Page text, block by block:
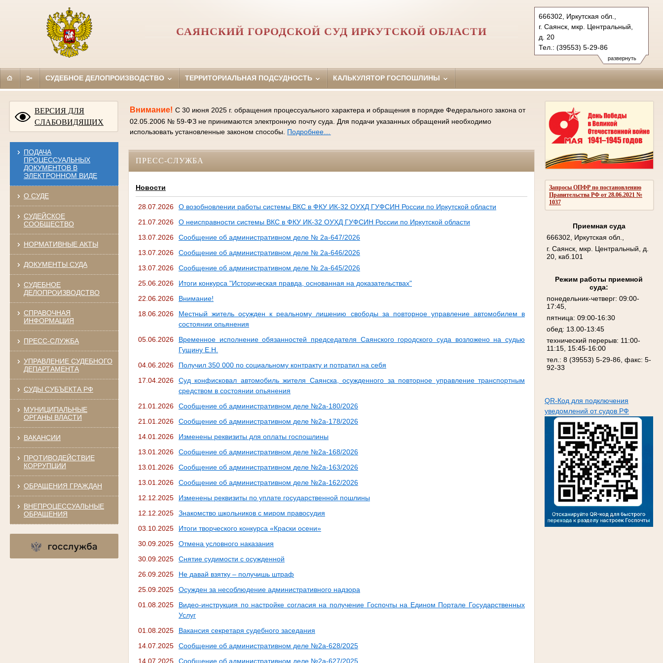
развернуть
666302, Иркутская обл.,
г. Саянск, мкр. Центральный,
д. 20
Тел.: (39553) 5-29-86
sayansky.irk@sudrf.ru
САЯНСКИЙ ГОРОДСКОЙ СУД ИРКУТСКОЙ ОБЛАСТИ
СУДЕБНОЕ ДЕЛОПРОИЗВОДСТВО ТЕРРИТОРИАЛЬНАЯ ПОДСУДНОСТЬ КАЛЬКУЛЯТОР ГОСПОШЛИНЫ
ВЕРСИЯ ДЛЯ
СЛАБОВИДЯЩИХ
ПОДАЧА
ПРОЦЕССУАЛЬНЫХ
ДОКУМЕНТОВ В
ЭЛЕКТРОННОМ ВИДЕ
О СУДЕ
СУДЕЙСКОЕ
СООБЩЕСТВО
НОРМАТИВНЫЕ АКТЫ
ДОКУМЕНТЫ СУДА
СУДЕБНОЕ
ДЕЛОПРОИЗВОДСТВО
СПРАВОЧНАЯ
ИНФОРМАЦИЯ
ПРЕСС-СЛУЖБА
УПРАВЛЕНИЕ СУДЕБНОГО
ДЕПАРТАМЕНТА
СУДЫ СУБЪЕКТА РФ
МУНИЦИПАЛЬНЫЕ
ОРГАНЫ ВЛАСТИ
ВАКАНСИИ
ПРОТИВОДЕЙСТВИЕ
КОРРУПЦИИ
ОБРАЩЕНИЯ ГРАЖДАН
ВНЕПРОЦЕССУАЛЬНЫЕ
ОБРАЩЕНИЯ
Запросы ОПФР по постановлению
Правительства РФ от 28.06.2021 №
1037
Приемная суда
666302, Иркутская обл.,
г. Саянск, мкр. Центральный, д.
20, каб.101
Режим работы приемной
суда:
понедельник-четверг: 09:00-
17:45,
пятница: 09:00-16:30
обед: 13.00-13:45
технический перерыв: 11:00-
11:15, 15:45-16:00
тел.: 8 (39553) 5-29-86, факс: 5-
92-33
QR-Код для подключения
уведомлений от судов РФ
Внимание! С 30 июня 2025 г. обращения процессуального характера и обращения в порядке Федерального закона от
02.05.2006 № 59-ФЗ не принимаются электронную почту суда. Для подачи указанных обращений необходимо
использовать установленные законом способы. Подробнее…
ПРЕСС-СЛУЖБА
Новости
28.07.2026
О возобновлении работы системы ВКС в ФКУ ИК-32 ОУХД ГУФСИН России по Иркутской области
21.07.2026
О неисправности системы ВКС в ФКУ ИК-32 ОУХД ГУФСИН России по Иркутской области
13.07.2026
Сообщение об административном деле № 2а-647/2026
13.07.2026
Сообщение об административном деле № 2а-646/2026
13.07.2026
Сообщение об административном деле № 2а-645/2026
25.06.2026
Итоги конкурса "Историческая правда, основанная на доказательствах"
22.06.2026
Внимание!
18.06.2026
Местный житель осужден к реальному лишению свободы за повторное управление автомобилем в
состоянии опьянения
05.06.2026
Временное исполнение обязанностей председателя Саянского городского суда возложено на судью
Гущину Е.Н.
04.06.2026
Получил 350 000 по социальному контракту и потратил на себя
17.04.2026
Суд конфисковал автомобиль жителя Саянска, осужденного за повторное управление транспортным
средством в состоянии опьянения
21.01.2026
Сообщение об административном деле №2а-180/2026
21.01.2026
Сообщение об административном деле №2а-178/2026
14.01.2026
Изменены реквизиты для оплаты госпошлины
13.01.2026
Сообщение об административном деле №2а-168/2026
13.01.2026
Сообщение об административном деле №2а-163/2026
13.01.2026
Сообщение об административном деле №2а-162/2026
12.12.2025
Изменены реквизиты по уплате государственной пошлины
12.12.2025
Знакомство школьников с миром правосудия
03.10.2025
Итоги творческого конкурса «Краски осени»
30.09.2025
Отмена условного наказания
30.09.2025
Снятие судимости с осужденной
26.09.2025
Не давай взятку – получишь штраф
25.09.2025
Осужден за несоблюдение административного надзора
01.08.2025
Видео-инструкция по настройке согласия на получение Госпочты на Едином Портале Государственных
Услуг
01.08.2025
Вакансия секретаря судебного заседания
14.07.2025
Сообщение об административном деле №2а-628/2025
14.07.2025
Сообщение об административном деле №2а-627/2025